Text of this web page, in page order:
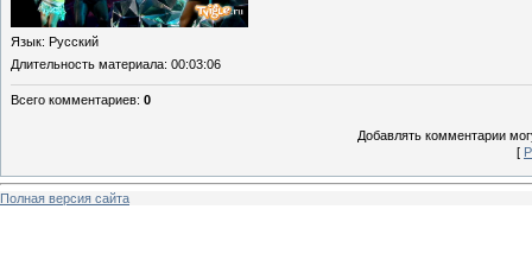
Язык: Русский
Длительность материала: 00:03:06
Всего комментариев: 0
Добавлять комментарии
[
Полная версия сайта